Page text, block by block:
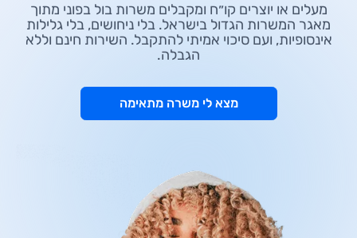
מעלים או יוצרים קו״ח ומקבלים משרות בול בפוני מתוך
מאגר המשרות הגדול בישראל. בלי ניחושים, בלי גלילות
אינסופיות, ועם סיכוי אמיתי להתקבל. השירות חינם וללא
הגבלה.
מצא לי משרה מתאימה